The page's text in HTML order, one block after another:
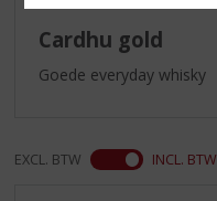
5)
Cardhu gold
Goede everyday whisky
EXCL. BTW INCL. BTW